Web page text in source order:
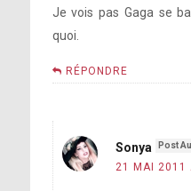
Je vois pas Gaga se
quoi.
RÉPONDRE
Sonya
21 MAI 2011